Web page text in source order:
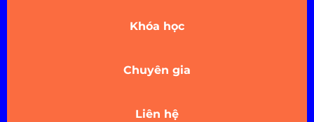
Khóa học
Chuyên gia
Liên hệ